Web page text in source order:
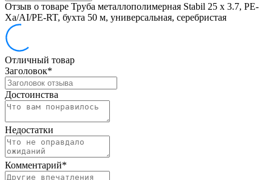
Отзыв о товаре Труба металлополимерная Stabil 25 х 3.7, PE-
Xa/AI/PE-RT, бухта 50 м, универсальная, серебристая
Отличный товар
Заголовок*
Достоинства
Недостатки
Комментарий*